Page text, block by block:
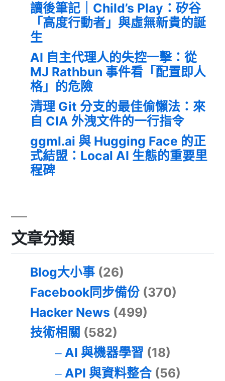
讀後筆記｜Child’s Play：矽谷
「高度行動者」與虛無新貴的誕
生
AI 自主代理人的失控一擊：從
MJ Rathbun 事件看「配置即人
格」的危險
清理 Git 分支的最佳偷懶法：來
自 CIA 外洩文件的一行指令
ggml.ai 與 Hugging Face 的正
式結盟：Local AI 生態的重要里
程碑
文章分類
Blog大小事 (26)
Facebook同步備份 (370)
Hacker News (499)
技術相關 (582)
AI 與機器學習 (18)
API 與資料整合(56)